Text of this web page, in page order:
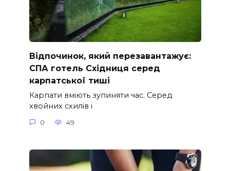
Відпочинок, який перезавантажує:
СПА готель Східниця серед
карпатської тиші
Карпати вміють зупиняти час. Серед
хвойних схилів і
0 49